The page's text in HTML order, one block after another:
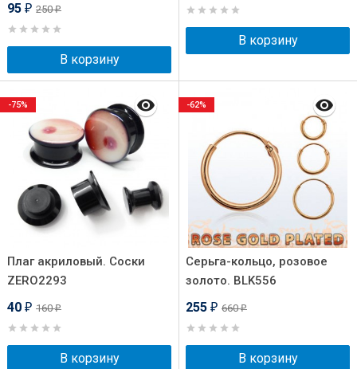
95 ₽ 250₽
В корзину
В корзину
Плаг акриловый. Соски
ZERO2293
40 ₽ 160₽
В корзину
-75%
Серьга-кольцо, розовое
золото. BLK556
255 ₽ 660₽
В корзину
-62%